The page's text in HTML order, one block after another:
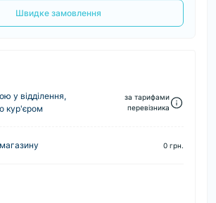
Швидке замовлення
у відділення,
кур'єром
за тарифами
перевізника
0 грн.